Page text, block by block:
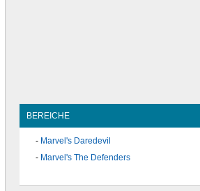
BEREICHE
Marvel's Daredevil
Marvel's The Defenders